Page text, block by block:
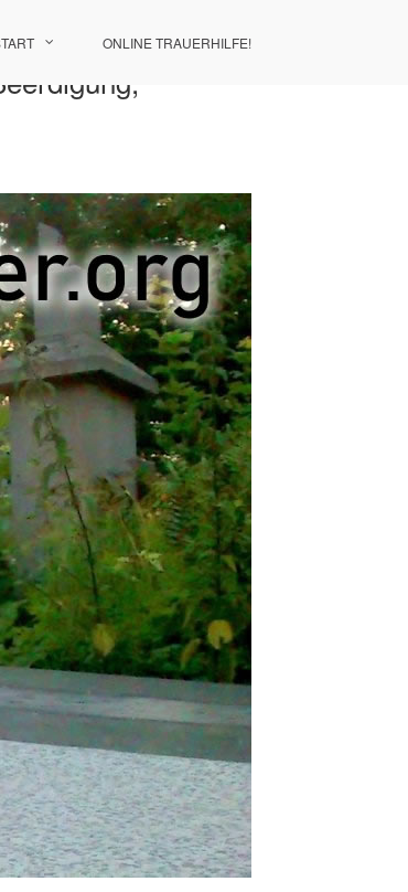
ONLINE TRAUERHILFE!